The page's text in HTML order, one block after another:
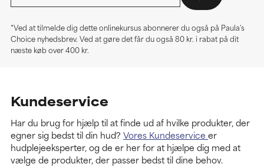
*Ved at tilmelde dig dette onlinekursus abonnerer du også på Paula's
Choice nyhedsbrev. Ved at gøre det får du også 80 kr. i rabat på dit
næste køb over 400 kr.
Kundeservice
Har du brug for hjælp til at finde ud af hvilke produkter, der
egner sig bedst til din hud? Vores Kundeservice er
hudplejeeksperter, og de er her for at hjælpe dig med at
vælge de produkter, der passer bedst til dine behov.